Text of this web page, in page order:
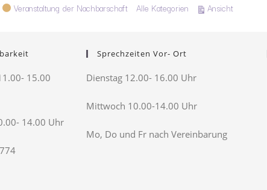
Veranstaltung der Nachbarschaft Alle Kategorien Ansichtausdrucken
15.00
14.00 Uhr
Sprechzeiten Vor- Ort
Dienstag 12.00- 16.00 Uhr
Mittwoch 10.00-14.00 Uhr
Mo, Do und Fr nach Vereinbarung